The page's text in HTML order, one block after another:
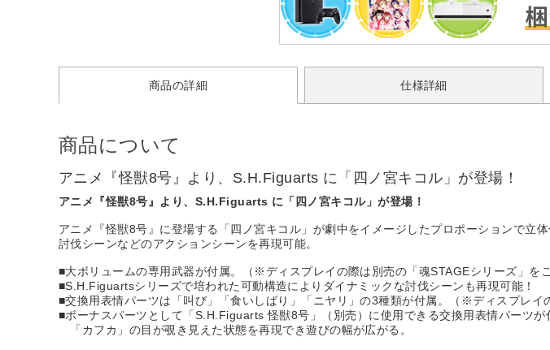
商品の詳細 仕様詳細
商品について
アニメ『怪獣8号』より、S.H.Figuarts に「四ノ宮キコル」が登場！
アニメ『怪獣8号』より、S.H.Figuarts に「四ノ宮キコル」が登場！
アニメ『怪獣8号』に登場する「四ノ宮キコル」が劇中をイメージしたプロポーションで立体
討伐シーンなどのアクションシーンを再現可能。
■大ボリュームの専用武器が付属。（※ディスプレイの際は別売の「魂STAGEシリーズ」を
■S.H.Figuartsシリーズで培われた可動構造によりダイナミックな討伐シーンも再現可能！
■交換用表情パーツは「叫び」「食いしばり」「ニヤリ」の3種類が付属。（※ディスプレイ
■ボーナスパーツとして「S.H.Figuarts 怪獣8号」（別売）に使用できる交換用表情パーツが
「カフカ」の目が覗き見えた状態を再現でき遊びの幅が広がる。